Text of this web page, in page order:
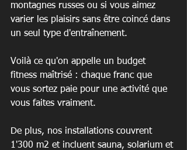
montagnes russes ou si vous aimez
varier les plaisirs sans être coincé dans
un seul type d'entraînement.
Voilà ce qu'on appelle un budget
fitness maîtrisé : chaque franc que
vous sortez paie pour une activité que
vous faites vraiment.
De plus, nos installations couvrent
1'300 m2 et incluent sauna, solarium et